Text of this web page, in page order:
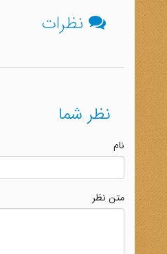
نظرات
نظر شما
نام
متن نظر